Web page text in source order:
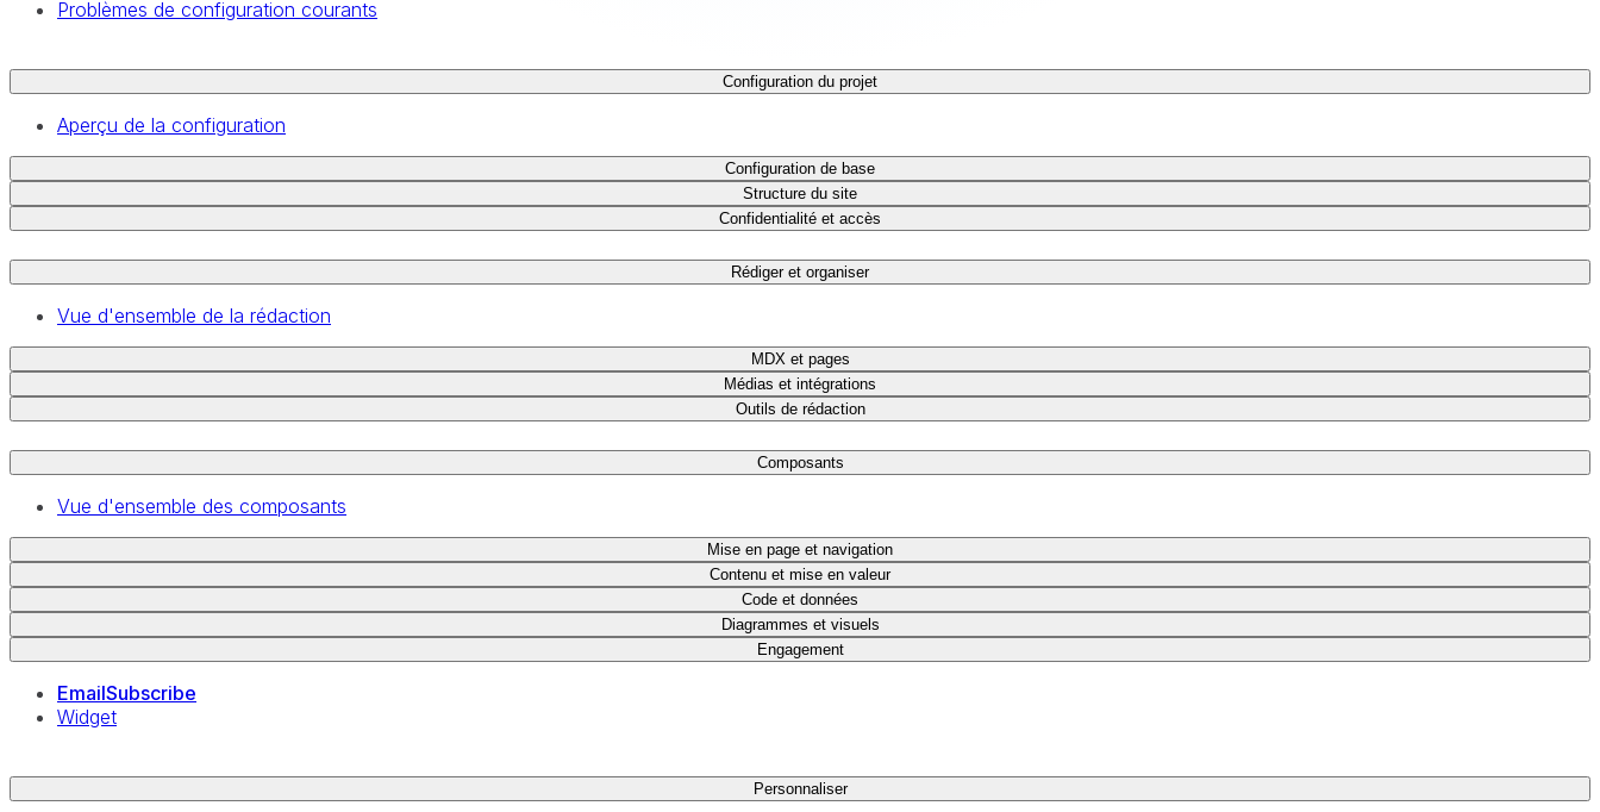
Problèmes de configuration courants
Configuration du projet
Aperçu de la configuration
Configuration de base
Structure du site
Confidentialité et accès
Rédiger et organiser
Vue d'ensemble de la rédaction
MDX et pages
Médias et intégrations
Outils de rédaction
Composants
Vue d'ensemble des composants
Mise en page et navigation
Contenu et mise en valeur
Code et données
Diagrammes et visuels
Engagement
EmailSubscribe
Widget
Personnaliser